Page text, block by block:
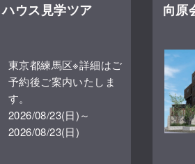
ウス見学ツア
東京都練馬区※詳細はご
予約後ご案内いたしま
す。
2026/08/23(日)～
2026/08/23(日)
向原